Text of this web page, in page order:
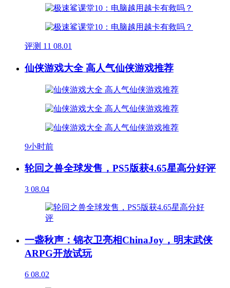
评测 11 08.01
仙侠游戏大全 高人气仙侠游戏推荐
9小时前
轮回之兽全球发售，PS5版获4.65星高分好评
3 08.04
一盏秋声：锦衣卫亮相ChinaJoy，明末武侠
ARPG开放试玩
6 08.02